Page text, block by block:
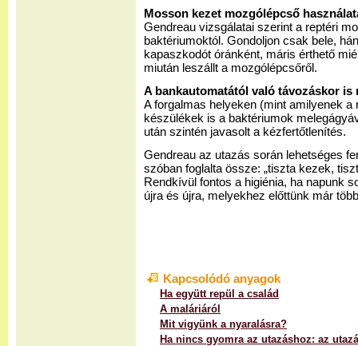
Mosson kezet mozgólépcső
Gendreau vizsgálatai szerint a reptéri
baktériumoktól. Gondoljon csak bele,
kapaszkodót óránként, máris érthető
miután leszállt a mozgólépcsőről.
A bankautomatától való távozáskor is
A forgalmas helyeken (mint amilyenek a
készülékek is a baktériumok
után szintén javasolt a kézfertőtlenítés.
Gendreau az utazás során lehetséges
szóban foglalta össze: „tiszta kezek,
Rendkívül fontos a higiénia, ha napunk
újra és újra, melyekhez előttünk már
Kapcsolódó anyagok
Ha együtt repül a család
A maláriáról
Mit vigyünk a nyaralásra?
Ha nincs gyomra az utazáshoz: az